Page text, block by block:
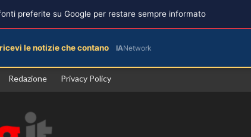
Redazione Privacy Policy
preferite su Google per restare sempre informato
le notizie che contano IANetwork